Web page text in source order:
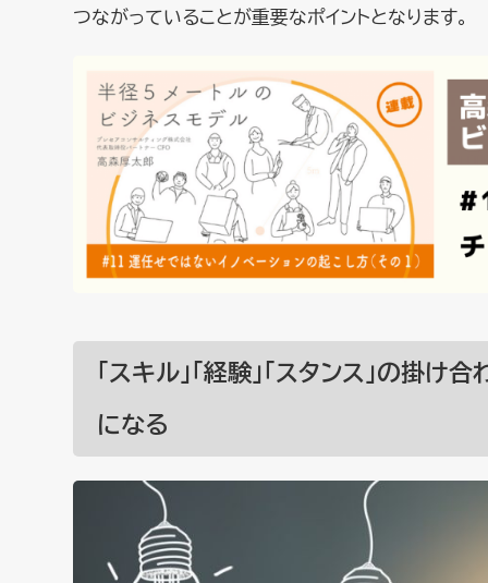
つながっていることが重要なポイントとなります。
「スキル」「経験」「スタンス」の掛け
になる